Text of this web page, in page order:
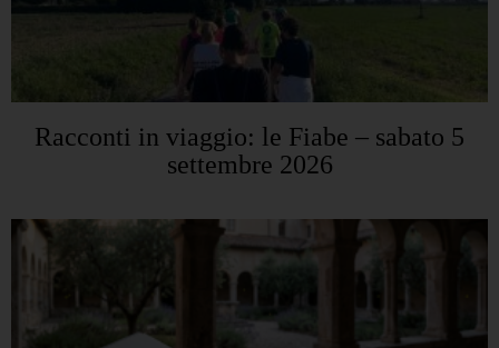
Racconti in viaggio: le Fiabe – sabato 5
settembre 2026